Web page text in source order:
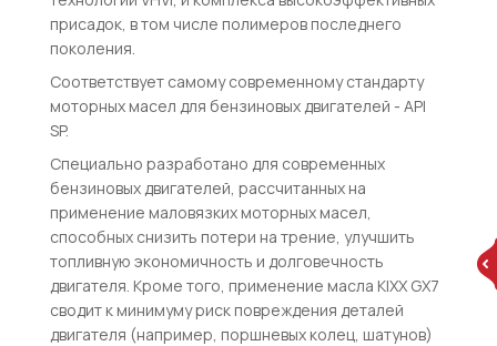
присадок, в том числе полимеров последнего
поколения.
Соответствует самому современному стандарту
моторных масел для бензиновых двигателей - API
SP.
Специально разработано для современных
бензиновых двигателей, рассчитанных на
применение маловязких моторных масел,
способных снизить потери на трение, улучшить
топливную экономичность и долговечность
двигателя. Кроме того, применение масла KIXX GX7
сводит к минимуму риск повреждения деталей
двигателя (например, поршневых колец, шатунов)